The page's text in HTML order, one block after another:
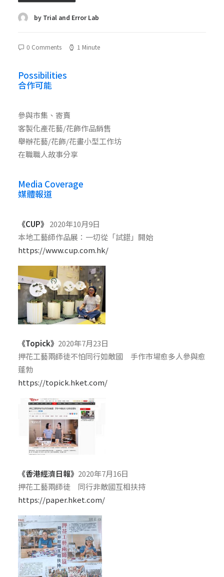
by Trial and Error Lab
0 Comments 1 Minute
Possibilities
合作可能
參與市集、寄賣
客製化產花藝/花飾作品銷售
舉辦花藝/花飾/花畫小型工作坊
在職職人故事分享
Media Coverage
媒體報道
《CUP》 2020年10月9日
本地工藝師作品展：一切從「試錯」開始
https://www.cup.com.hk/
《Topick》 2020年7月23日
押花工藝兩師徒不怕同行如敵國 手作市場愈多人參與愈
蓬勃
https://topick.hket.com/
《香港經濟日報》 2020年7月16日
押花工藝兩師徒 同行非敵國互相扶持
https://paper.hket.com/